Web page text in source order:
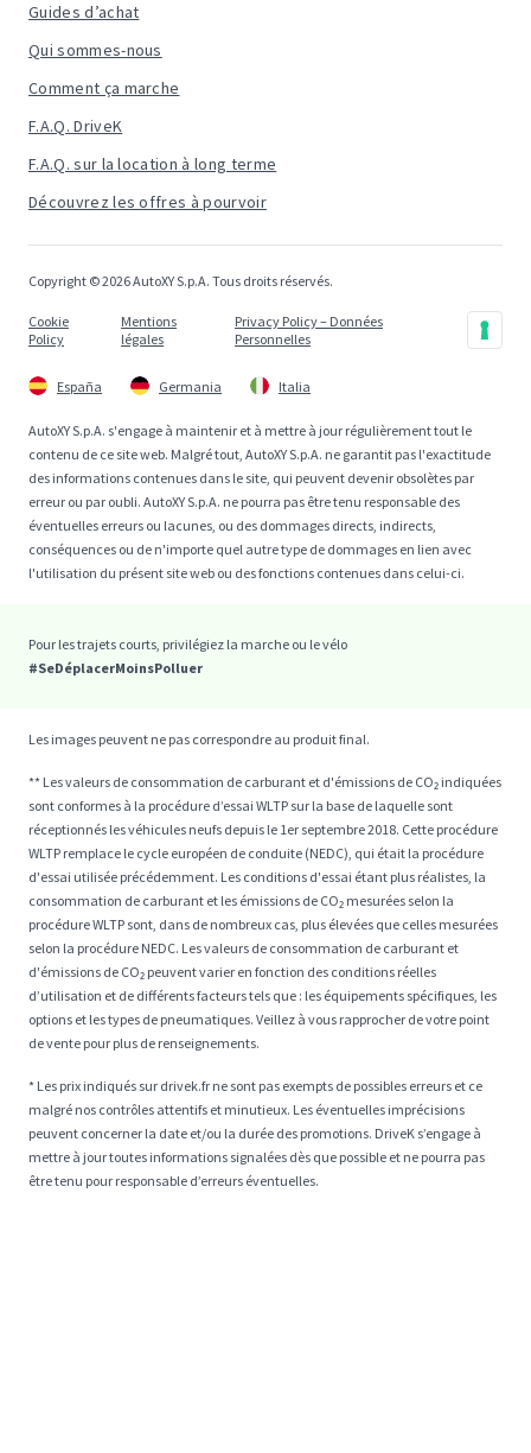
Guides d’achat
Qui sommes-nous
Comment ça marche
F.A.Q. DriveK
F.A.Q. sur la location à long terme
Découvrez les offres à pourvoir
Copyright © 2026 AutoXY S.p.A. Tous droits réservés.
Cookie
Policy
Mentions
légales
Privacy Policy – Données
Personnelles
España Germania Italia
AutoXY S.p.A. s'engage à maintenir et à mettre à jour régulièrement tout le
contenu de ce site web. Malgré tout, AutoXY S.p.A. ne garantit pas l'exactitude
des informations contenues dans le site, qui peuvent devenir obsolètes par
erreur ou par oubli. AutoXY S.p.A. ne pourra pas être tenu responsable des
éventuelles erreurs ou lacunes, ou des dommages directs, indirects,
conséquences ou de n'importe quel autre type de dommages en lien avec
l'utilisation du présent site web ou des fonctions contenues dans celui-ci.
Pour les trajets courts, privilégiez la marche ou le vélo
#SeDéplacerMoinsPolluer
Les images peuvent ne pas correspondre au produit final.
** Les valeurs de consommation de carburant et d'émissions de CO₂ indiquées
sont conformes à la procédure d’essai WLTP sur la base de laquelle sont
réceptionnés les véhicules neufs depuis le 1er septembre 2018. Cette procédure
WLTP remplace le cycle européen de conduite (NEDC), qui était la procédure
d'essai utilisée précédemment. Les conditions d'essai étant plus réalistes, la
consommation de carburant et les émissions de CO₂ mesurées selon la
procédure WLTP sont, dans de nombreux cas, plus élevées que celles mesurées
selon la procédure NEDC. Les valeurs de consommation de carburant et
d'émissions de CO₂ peuvent varier en fonction des conditions réelles
d’utilisation et de différents facteurs tels que : les équipements spécifiques, les
options et les types de pneumatiques. Veillez à vous rapprocher de votre point
de vente pour plus de renseignements.
* Les prix indiqués sur drivek.fr ne sont pas exempts de possibles erreurs et ce
malgré nos contrôles attentifs et minutieux. Les éventuelles imprécisions
peuvent concerner la date et/ou la durée des promotions. DriveK s’engage à
mettre à jour toutes informations signalées dès que possible et ne pourra pas
être tenu pour responsable d’erreurs éventuelles.